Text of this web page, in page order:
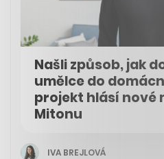
Našli způsob, jak
umělce do
projekt hlásí nové
Mitonu
IVA BREJLOVÁ